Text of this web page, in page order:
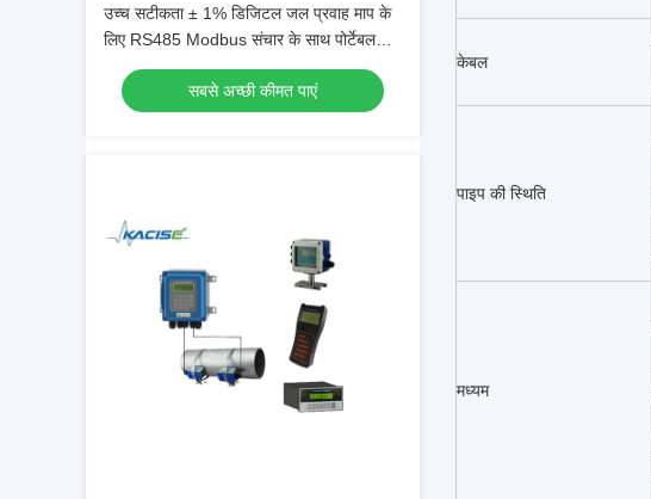
उच्च सटीकता ± 1% डिजिटल जल प्रवाह माप के
लिए RS485 Modbus संचार के साथ पोर्टेबल
अल्ट्रासोनिक प्रवाह मीटर
सबसे अच्छी कीमत पाएं
केबल
पाइप की स्थिति
मध्यम